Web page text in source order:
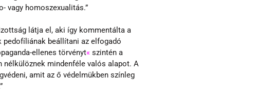
vagy homoszexua­litás.”
látja el, aki így kommentálta a
beállítani az elfogadó
ellenes törvényt« szintén a
mindenféle valós alapot. A
amit az ő védelmükben színleg